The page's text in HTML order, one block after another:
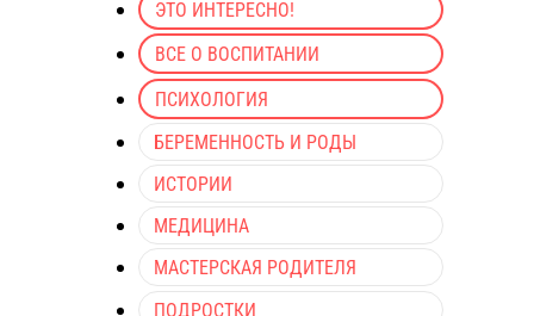
ЭТО ИНТЕРЕСНО!
ВСЕ О ВОСПИТАНИИ
ПСИХОЛОГИЯ
БЕРЕМЕННОСТЬ И РОДЫ
ИСТОРИИ
МЕДИЦИНА
МАСТЕРСКАЯ РОДИТЕЛЯ
ПОДРОСТКИ